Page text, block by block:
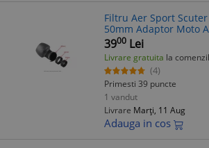
Filtru Aer Sport
50mm Adaptor Moto
Scuter 4T Filtru Aer
3900 Lei
Livrare gratuita la
(4)
Primesti 39 puncte
1 vandut
Livrare Marți, 11 Aug
Adauga in cos